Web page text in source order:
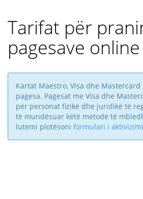
Tarifat për
pagesave
Kartat Maestro, Visa dhe
pagesa. Pagesat me Visa dhe
për personat fizikë dhe juridikë të
të mundësuar këtë metodë të
lutemi plotësoni formulari i